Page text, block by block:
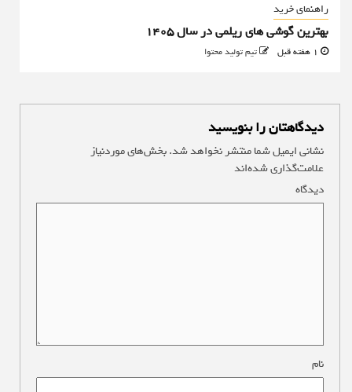
راهنمای خرید
بهترین گوشی های ریلمی در سال 1405
تیم تولید محتوا
دیدگاهتان را بنویسید
نشانی ایمیل شما منتشر نخواهد شد.بخش‌های موردنیاز
علامت‌گذاری شده‌اند
دیدگاه
نام